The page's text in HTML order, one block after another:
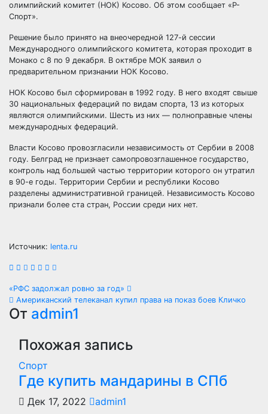
олимпийский комитет (НОК) Косово. Об этом сообщает «Р-
Спорт».
Решение было принято на внеочередной 127-й сессии
Международного олимпийского комитета, которая проходит в
Монако с 8 по 9 декабря. В октябре МОК заявил о
предварительном признании НОК Косово.
НОК Косово был сформирован в 1992 году. В него входят свыше
30 национальных федераций по видам спорта, 13 из которых
являются олимпийскими. Шесть из них — полноправные члены
международных федераций.
Власти Косово провозгласили независимость от Сербии в 2008
году. Белград не признает самопровозглашенное государство,
контроль над большей частью территории которого он утратил
в 90-е годы. Территории Сербии и республики Косово
разделены административной границей. Независимость Косово
признали более ста стран, России среди них нет.
Источник: lenta.ru
Навигация
по
записям
«РФС задолжал ровно за год»
Американский телеканал купил права на показ боев Кличко
От admin1
Похожая запись
Спорт
Где купить мандарины в СПб
Дек 17, 2022
admin1